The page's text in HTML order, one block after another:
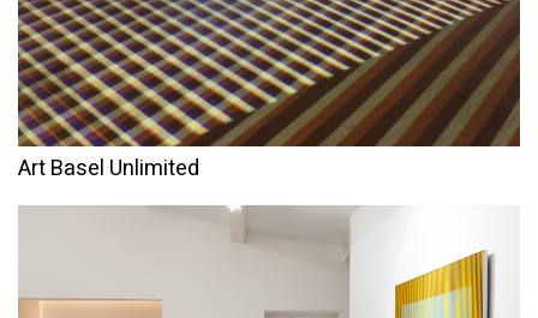
Art Basel Unlimited